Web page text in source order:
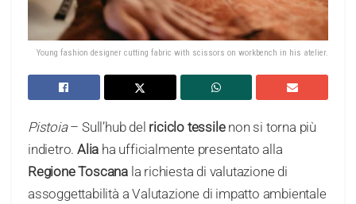
Young fashion designer cutting fabric with scissors on workbench in his atelier.
Pistoia– Sull’hub del riciclo tessilenon si torna più
indietro. Alia ha ufficialmente presentato alla
Regione Toscana la richiesta di valutazione di
assoggettabilità a Valutazione di impatto ambientale